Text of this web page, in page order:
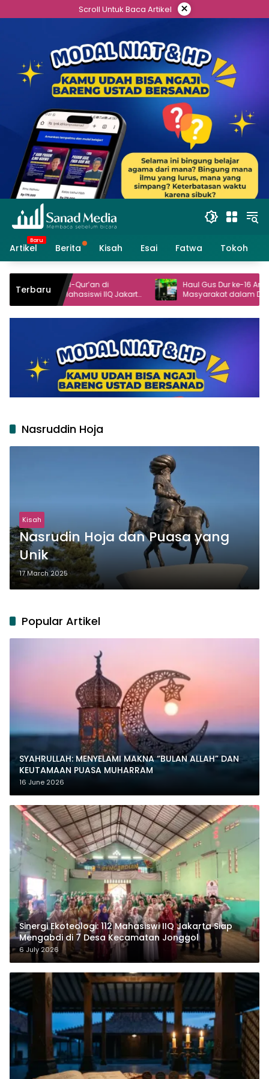
to
Scroll Untuk Baca Artikel ×
Artikel Berita Kisah Esai Fatwa Tokoh
Terbaru
Qur’an di
IIQ Jakarta
Haul Gus Dur ke-16 Angkat Peran
Masyarakat dalam Demokrasi
Nasruddin Hoja
Kisah
Nasrudin Hoja dan Puasa yang
Unik
17 March 2025
Popular Artikel
SYAHRULLAH: MENYELAMI MAKNA “BULAN ALLAH” DAN
KEUTAMAAN PUASA MUHARRAM
16 June 2026
‎Sinergi Ekoteologi: 112 Mahasiswi IIQ Jakarta Siap
Mengabdi di 7 Desa Kecamatan Jonggol
6 July 2026